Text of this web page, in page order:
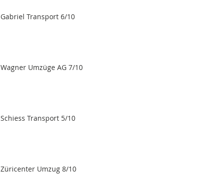
Gabriel Transport 6/10
Wagner Umzüge AG 7/10
Schiess Transport 5/10
Züricenter Umzug 8/10